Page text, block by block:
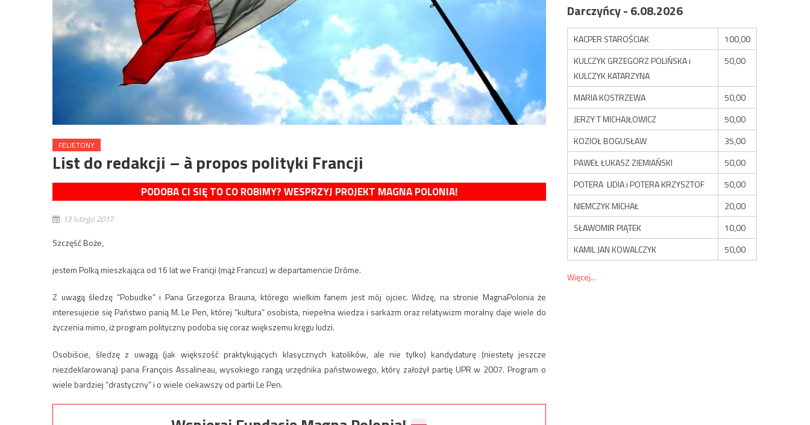
FELIETONY
List do redakcji – à propos polityki Francji
PODOBA CI SIĘ TO CO ROBIMY? WESPRZYJ PROJEKT MAGNA POLONIA!
13 lutego 2017
Szczęść Boże,
jestem Polką mieszkająca od 16 lat we Francji (mąż Francuz) w departamencie Drôme.
Z uwagą śledzę “Pobudke” i Pana Grzegorza Brauna, którego wielkim fanem jest mój ojciec. Widzę, na stronie MagnaPolonia że
interesujecie się Państwo panią M. Le Pen, której “kultura” osobista, niepełna wiedza i sarkazm oraz relatywizm moralny daje wiele do
życzenia mimo, iż program polityczny podoba się coraz większemu kręgu ludzi.
Osobiście, śledzę z uwagą (jak większość praktykujących klasycznych katolików, ale nie tylko) kandydaturę (niestety jeszcze
niezdeklarowaną) pana François Assalineau, wysokiego rangą urzędnika państwowego, który założył partię UPR w 2007. Program o
wiele bardziej “drastyczny” i o wiele ciekawszy od partii Le Pen.
Darczyńcy - 6.08.2026
KACPER STAROŚCIAK
100,00
KULCZYK GRZEGORZ POLIŃSKA i
KULCZYK KATARZYNA
50,00
MARIA KOSTRZEWA
50,00
JERZY T MICHAJŁOWICZ
50,00
KOZIOŁ BOGUSŁAW
35,00
PAWEŁ ŁUKASZ ZIEMIAŃSKI
50,00
POTERA LIDIA i POTERA KRZYSZTOF
50,00
NIEMCZYK MICHAŁ
20,00
SŁAWOMIR PIĄTEK
10,00
KAMIL JAN KOWALCZYK
50,00
Więcej...